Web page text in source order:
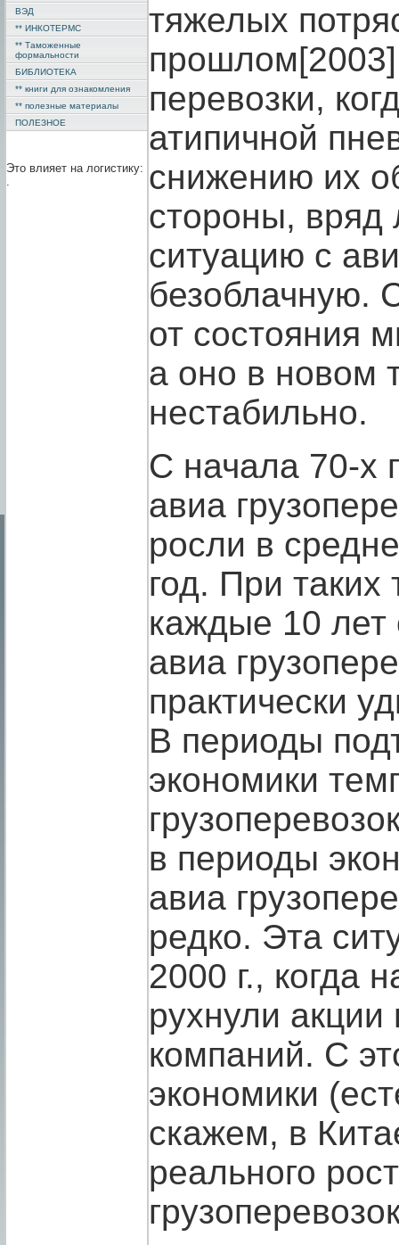
ВЭД
** ИНКОТЕРМС
** Таможенные
формальности
БИБЛИОТЕКА
** книги для ознакомления
** полезные материалы
ПОЛЕЗНОЕ
Это влияет на логистику:
.
тяжелых
прошлом[2003]
перевозки,
атипичной
снижению их
стороны, вряд
ситуацию с
безоблачную.
от состояния
а оно в новом
нестабильно.
С начала 70-х
авиа
росли в
год. При таких
каждые 10
авиа
практически
В периоды
экономики
в периоды
авиа
редко. Эта
2000 г., когда
рухнули акции
компаний. С
экономики
скажем, в
реального